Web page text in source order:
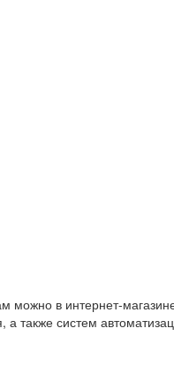
можно в интернет-
также систем